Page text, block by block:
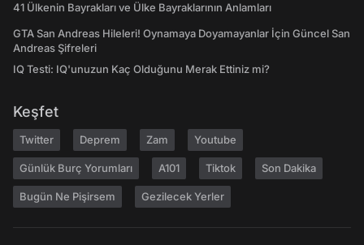
41 Ülkenin Bayrakları ve Ülke Bayraklarının Anlamları
GTA San Andreas Hileleri! Oynamaya Doyamayanlar İçin Güncel San
Andreas Şifreleri
IQ Testi: IQ'unuzun Kaç Olduğunu Merak Ettiniz mi?
Keşfet
Twitter Deprem Zam Youtube
Günlük Burç Yorumları A101 Tiktok Son Dakika
Bugün Ne Pişirsem Gezilecek Yerler